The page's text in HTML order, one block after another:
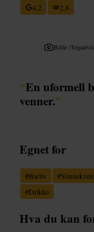
4,2
2,8
Bilde /
“En uformell
venner.”
Egnet for
#Barliv #Vennekveld
#Drikke
Hva du kan